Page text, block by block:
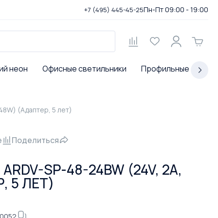
+7 (495) 445-45-25Пн-Пт 09:00 - 19:00
неон Офисные светильники Профильные
(Адаптер, 5 лет)
Поделиться
SP-48-24BW (24V, 2A,
5 ЛЕТ)